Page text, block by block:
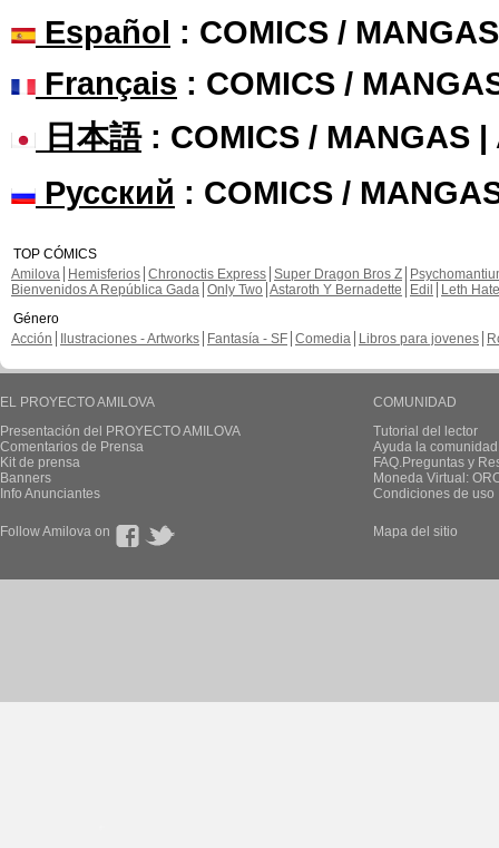
Español : COMICS /
Français : COMICS /
日本語: COMICS / MANGAS |
Русский : COMICS /
TOP CÓMICS
Amilova
Hemisferios Chronoctis Express Super Dragon Bros Z
Bienvenidos A República Gada Only Two Astaroth Y Bernadette Edil
Leth Hate
Género
Acción
Ilustraciones - Artworks Fantasía - SF Comedia Libros para jovenes
EL PROYECTO AMILOVA
Presentación del PROYECTO AMILOVA
Comentarios de Prensa
Kit de prensa
Banners
Info Anunciantes
COMUNIDAD
Tutorial del lector
Ayuda la
FAQ.Preguntas y
Moneda Virtual:
Condiciones de uso
Follow Amilova on Mapa del sitio